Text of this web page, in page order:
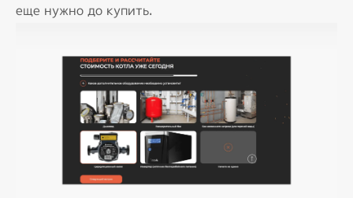
еще нужно до купить.